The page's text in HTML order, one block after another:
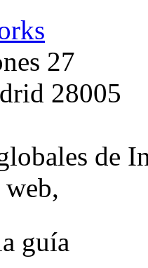
27
28005
de
guía